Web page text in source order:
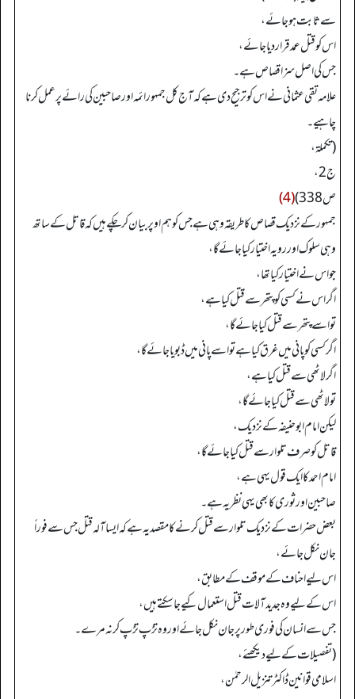
سے ثابت ہو جائے،
اس کو قتل عمد قرار دیا جائے،
جس کی اصل سزا قصاص ہے۔
علامہ تقی عثمانی نے اس کو ترجیح دی ہے کہ آج کل جمہور ائمہ اور صاحبین کی رائے پر عمل کرنا
چاہیے۔
(تکملة،
ج 2،
ص 338)
(4)
جمہور کے نزدیک قصاص کا طریقہ وہی ہے جس کو ہم اوپر بیان کر چکے ہیں کہ قاتل کے ساتھ
وہی سلوک اور رویہ اختیار کیا جائے گا،
جو اس نے اختیار کیا تھا،
اگر اس نے کسی کو پتھر سے قتل کیا ہے،
تو اسے پتھر سے قتل کیا جائے گا،
اگر کسی کو پانی میں غرق کیا ہے تو اسے پانی میں ڈبویا جائے گا،
اگر لاٹھی سے قتل کیا ہے،
تو لاٹھی سے قتل کیا جائے گا،
لیکن امام ابو حنیفہ کے نزدیک،
قاتل کو صرف تلوار سے قتل کیا جائے گا،
امام احمد کا ایک قول یہی ہے،
صاحبین اور ثوری کا بھی یہی نظریہ ہے۔
بعض حضرات کے نزدیک تلوار سے قتل کرنے کا مقصد یہ ہے کہ ایسا آلہ قتل جس سے فوراً
جان نکل جائے،
اس لیے احناف کے موقف کے مطابق،
اس کے لیے وہ جدید آلات قتل استعمال کیے جا سکتے ہیں،
جس سے انسان کی فوری طور پر جان نکل جائے اور وہ تڑپ تڑپ کر نہ مرے۔
(تفصیلات کے لیے دیکھئے،
اسلامی قوانین ڈاکٹر تنزیل الرحمٰن،